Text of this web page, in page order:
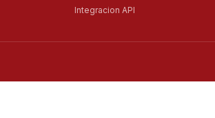
Integracion API